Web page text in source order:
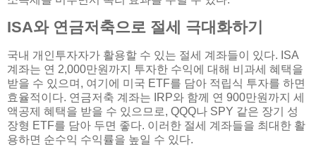
ISA와 연금저축으로 절세 극대화하기
국내 개인투자자가 활용할 수 있는 절세 계좌들이 있다. ISA
계좌는 연 2,000만원까지 투자한 수익에 대해 비과세 혜택을
받을 수 있으며, 여기에 미국 ETF를 담아 적립식 투자를 하면
효율적이다. 연금저축 계좌는 IRP와 함께 연 900만원까지 세
액공제 혜택을 받을 수 있으므로, QQQ나 SPY 같은 장기 성
장형 ETF를 담아 두면 좋다. 이러한 절세 계좌들을 최대한 활
용하면 순수익 수익률을 높일 수 있다.